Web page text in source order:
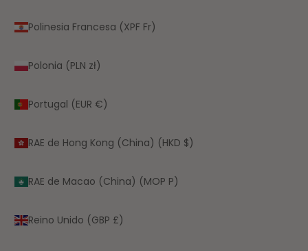
Polinesia Francesa (XPF Fr)
Polonia (PLN zł)
Portugal (EUR €)
RAE de Hong Kong (China) (HKD $)
RAE de Macao (China) (MOP P)
Reino Unido (GBP £)